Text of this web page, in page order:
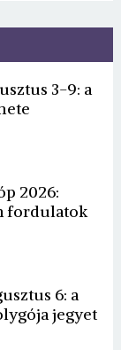
3-9: a
2026:
fordulatok
6: a
jegyet